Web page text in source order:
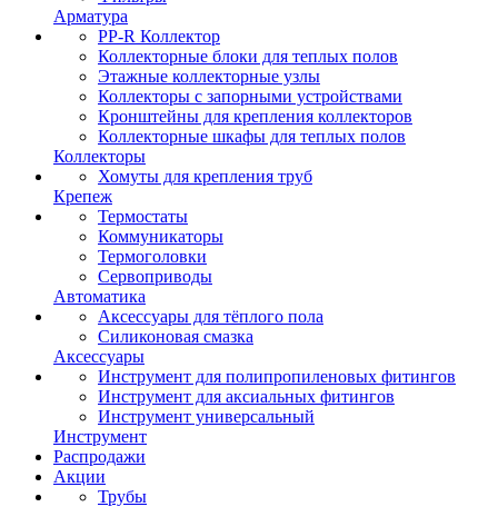
Арматура
PP-R Коллектор
Коллекторные блоки для теплых полов
Этажные коллекторные узлы
Коллекторы с запорными устройствами
Кронштейны для крепления коллекторов
Коллекторные шкафы для теплых полов
Коллекторы
Хомуты для крепления труб
Крепеж
Термостаты
Коммуникаторы
Термоголовки
Сервоприводы
Автоматика
Аксессуары для тёплого пола
Силиконовая смазка
Аксессуары
Инструмент для полипропиленовых фитингов
Инструмент для аксиальных фитингов
Инструмент универсальный
Инструмент
Распродажи
Акции
Трубы